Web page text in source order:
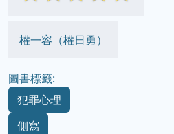
權一容（權日勇）
圖書標籤:
犯罪心理
側寫